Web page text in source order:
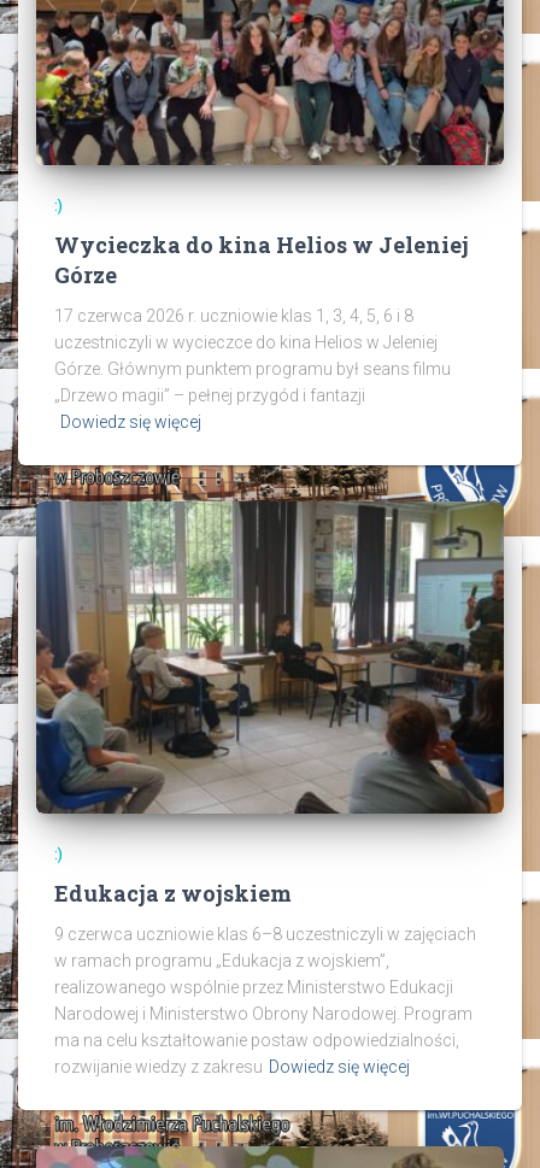
:)
Wycieczka do kina Helios w Jeleniej
Górze
17 czerwca 2026 r. uczniowie klas 1, 3, 4, 5, 6 i 8
uczestniczyli w wycieczce do kina Helios w Jeleniej
Górze. Głównym punktem programu był seans filmu
„Drzewo magii” – pełnej przygód i fantazji
Dowiedz się więcej
:)
Edukacja z wojskiem
9 czerwca uczniowie klas 6–8 uczestniczyli w zajęciach
w ramach programu „Edukacja z wojskiem”,
realizowanego wspólnie przez Ministerstwo Edukacji
Narodowej i Ministerstwo Obrony Narodowej. Program
ma na celu kształtowanie postaw odpowiedzialności,
rozwijanie wiedzy z zakresu Dowiedz się więcej